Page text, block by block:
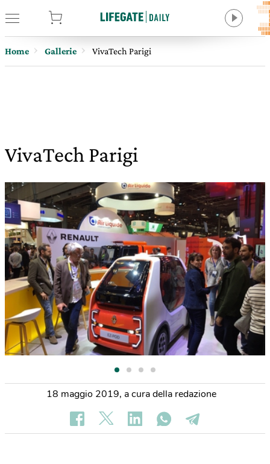
Home Gallerie VivaTech Parigi
VivaTech Parigi
18 maggio 2019, a cura della redazione